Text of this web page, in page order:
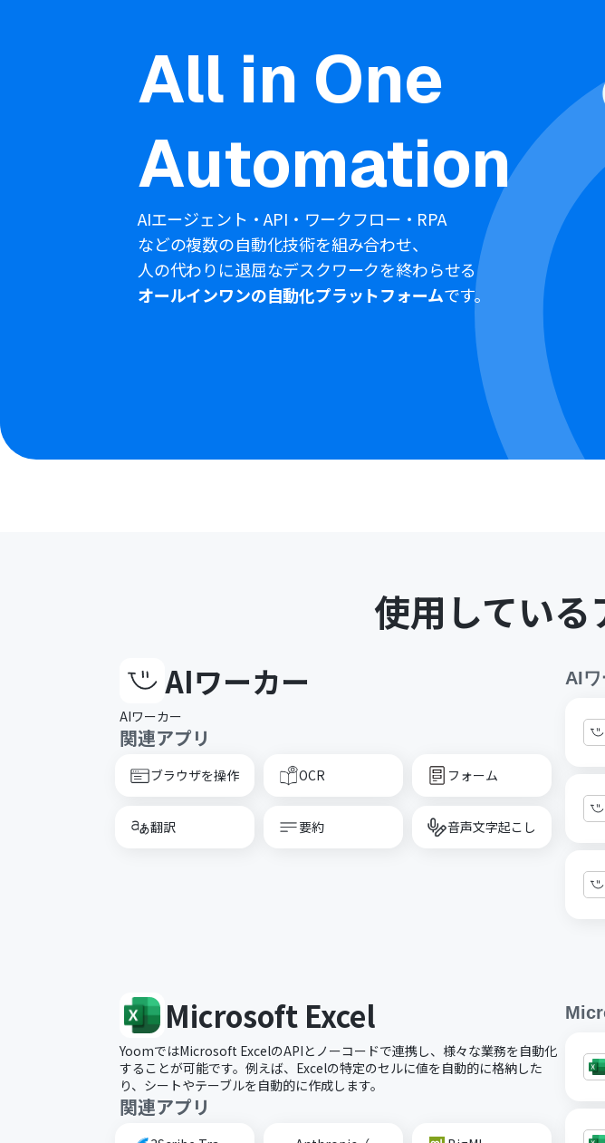
All in One
Automation
AIエージェント・API・ワークフロー・RPA
などの複数の自動化技術を組み合わせ、
人の代わりに退屈なデスクワークを終わらせる
オールインワンの自動化プラットフォームです。
使用している
AIワーカー
AIワーカー
関連アプリ
ブラウザを操作 OCR フォーム
翻訳 要約 音声文字起こし
AIワ
Microsoft Excel
YoomではMicrosoft ExcelのAPIとノーコードで連携し、様々な業務を自動化
することが可能です。例えば、Excelの特定のセルに値を自動的に格納した
り、シートやテーブルを自動的に作成します。
関連アプリ